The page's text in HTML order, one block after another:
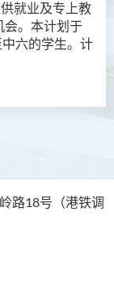
就业及专上教
会。本计划于
六的学生。计
路18号（港铁调